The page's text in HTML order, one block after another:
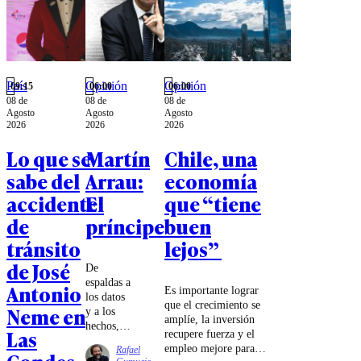
País
09:15
08 de
Agosto
2026
Lo que se
sabe del
accidente
de
tránsito
de José
Antonio
Neme en
Las
Opinión
06:00
08 de
Agosto
2026
Martín
Arrau:
El
príncipe
De
espaldas a
los datos
y a los
hechos,
la
Rafael
Opinión
06:00
08 de
Agosto
2026
Chile, una
economía
que “tiene
buen
lejos”
Es importante lograr
que el crecimiento se
amplíe, la inversión
recupere fuerza y el
empleo mejore para